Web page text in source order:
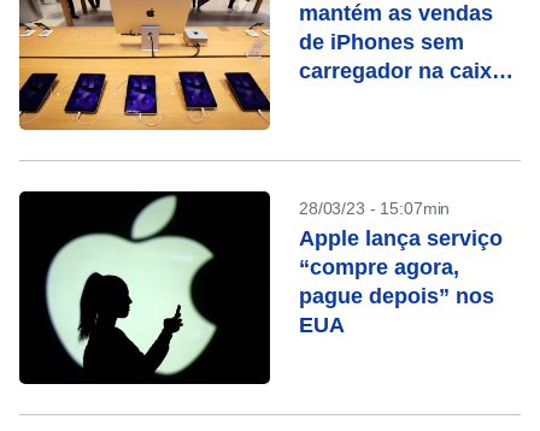
mantém as vendas
de iPhones sem
carregador na caixa
28/03/23 - 15:07min
Apple lança serviço
“compre agora,
pague depois” nos
EUA